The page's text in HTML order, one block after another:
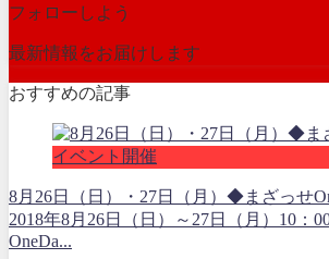
フォローしよう
最新情報をお届けします
おすすめの記事
イベント開催
8月26日（日）・27日（月）◆まざっせ
2018年8月26日（日）～27日（月）10：
OneDa...